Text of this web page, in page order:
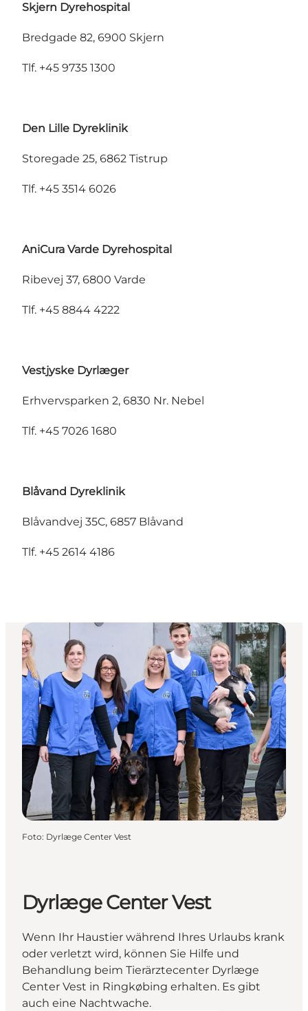
Skjern Dyrehospital
Bredgade 82, 6900 Skjern
Tlf. +45 9735 1300
Den Lille Dyreklinik
Storegade 25, 6862 Tistrup
Tlf. +45 3514 6026
AniCura Varde Dyrehospital
Ribevej 37, 6800 Varde
Tlf. +45 8844 4222
Vestjyske Dyrlæger
Erhvervsparken 2, 6830 Nr. Nebel
Tlf. +45 7026 1680
Blåvand Dyreklinik
Blåvandvej 35C, 6857 Blåvand
Tlf. +45 2614 4186
Foto: Dyrlæge Center Vest
Dyrlæge Center Vest
Wenn Ihr Haustier während Ihres Urlaubs krank
oder verletzt wird, können Sie Hilfe und
Behandlung beim Tierärztecenter Dyrlæge
Center Vest in Ringkøbing erhalten. Es gibt
auch eine Nachtwache.